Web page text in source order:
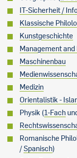
IT-Sicherheit /
Klassische
Kunstgeschichte
Management
Maschinenbau
Medizin
Orientalistik -
Physik (1-Fach
Romanische
/Spanisch)